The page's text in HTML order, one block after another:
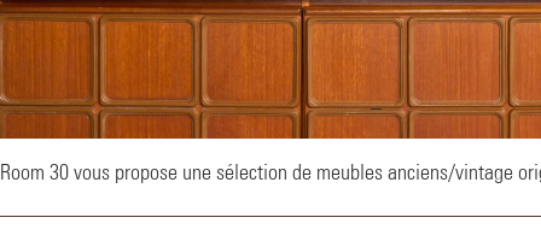
–
Room 30 vous propose une sélection de meubles anciens/vintage